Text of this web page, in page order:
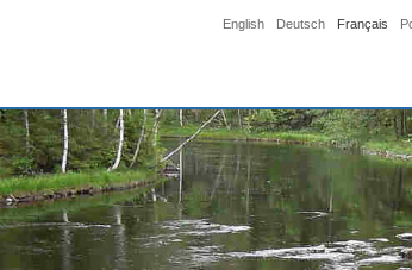
English Deutsch Français